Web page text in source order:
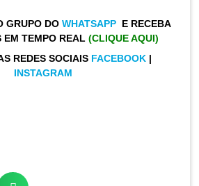
GRUPO DO WHATSAPP E RECEBA
EM TEMPO REAL (CLIQUE AQUI)
REDES SOCIAIS FACEBOOK |
INSTAGRAM